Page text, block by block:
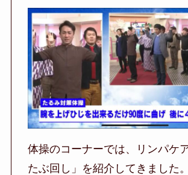
体操のコーナーでは、リンパケ
たぶ回し」を紹介してきました。